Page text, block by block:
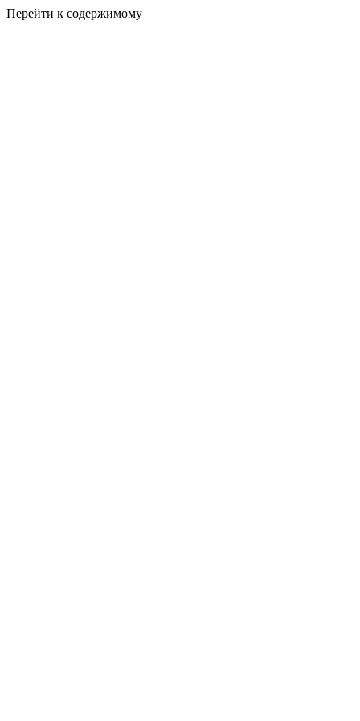
Перейти к содержимому